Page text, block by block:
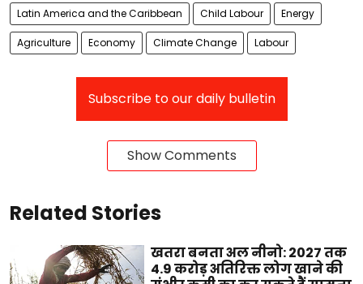
Latin America and the Caribbean Child Labour Energy
Agriculture Economy Climate Change Labour
Subscribe to our daily bulletin
Show Comments
Related Stories
खतरा बनता अल नीनो: 2027 तक
4.9 करोड़ अतिरिक्त लोग खाने की